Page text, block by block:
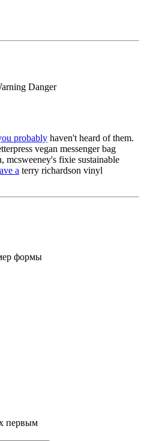
Danger
probably haven't heard of them.
vegan messenger bag
mcsweeney's fixie sustainable
a terry richardson vinyl
формы
первым